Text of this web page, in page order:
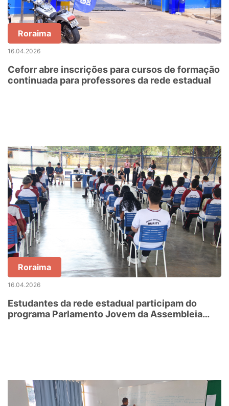
Roraima
16.04.2026
Ceforr abre inscrições para cursos de formação
continuada para professores da rede estadual
Roraima
16.04.2026
Estudantes da rede estadual participam do
programa Parlamento Jovem da Assembleia